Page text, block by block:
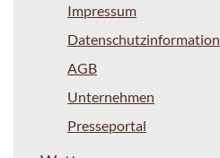
Impressum
Datenschutzinformation
AGB
Unternehmen
Presseportal